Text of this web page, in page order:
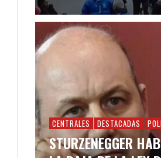
CENTRALES DESTACADAS
STURZENEGGER